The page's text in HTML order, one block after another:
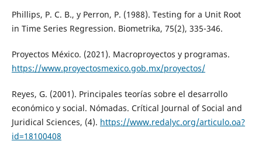
Phillips, P. C. B., y Perron, P. (1988). Testing for a Unit Root
in Time Series Regression. Biometrika, 75(2), 335-346.
Proyectos México. (2021). Macroproyectos y programas.
https://www.proyectosmexico.gob.mx/proyectos/
Reyes, G. (2001). Principales teorías sobre el desarrollo
económico y social. Nómadas. Crítical Journal of Social and
Juridical Sciences, (4). https://www.redalyc.org/articulo.oa?
id=18100408